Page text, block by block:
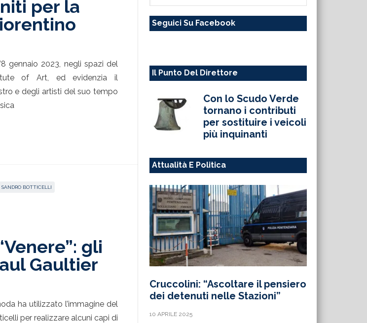
per la
gennaio 2023, negli spazi del
of Art, ed evidenzia il
e degli artisti del suo tempo
SANDRO BOTTICELLI
gli
Gaultier
ha utilizzato l’immagine del
per realizzare alcuni capi di
sito
Seguici Su Facebook
Il Punto Del Direttore
Con lo Scudo Verde
tornano i contributi
per sostituire i veicoli
più inquinanti
Attualità E Politica
Cruccolini: “Ascoltare il pensiero
dei detenuti nelle Stazioni”
10 APRILE 2025